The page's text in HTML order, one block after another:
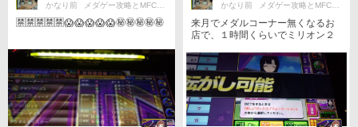
かなり前 メダゲー攻略とMFC を少々?
🈲🈲🈲🈲🈲😱😱😱😱😱㊙️㊙️㊙️㊙️㊙️
かなり前 メダゲー攻略とMFC を少々?
来月でメダルコーナー無くなるお
店で、１時間くらいでミリオン２
🔥